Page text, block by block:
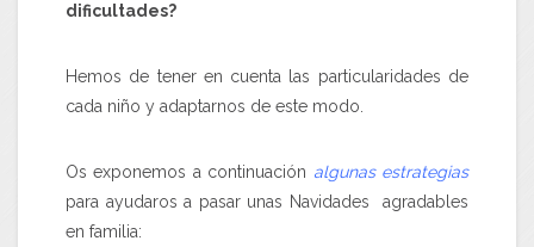
dificultades?
Hemos de tener en cuenta las particularidades de
cada niño y adaptarnos de este modo.
Os exponemos a continuación algunas estrategias
para ayudaros a pasar unas Navidades agradables
en familia: